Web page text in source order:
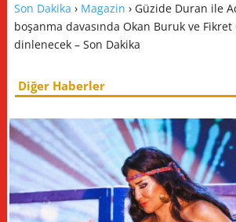
Son Dakika › Magazin › Güzide Duran ile
boşanma davasında Okan Buruk ve
dinlenecek – Son Dakika
Diğer Haberler